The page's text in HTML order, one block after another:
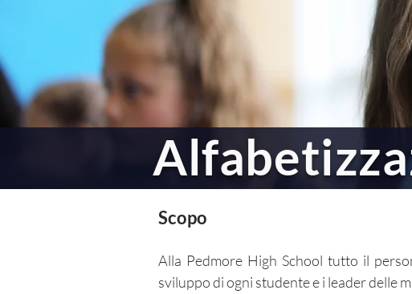
Vita
Scopo
Alla Pedmore High School tutto il
sviluppo di ogni studente e i leader delle